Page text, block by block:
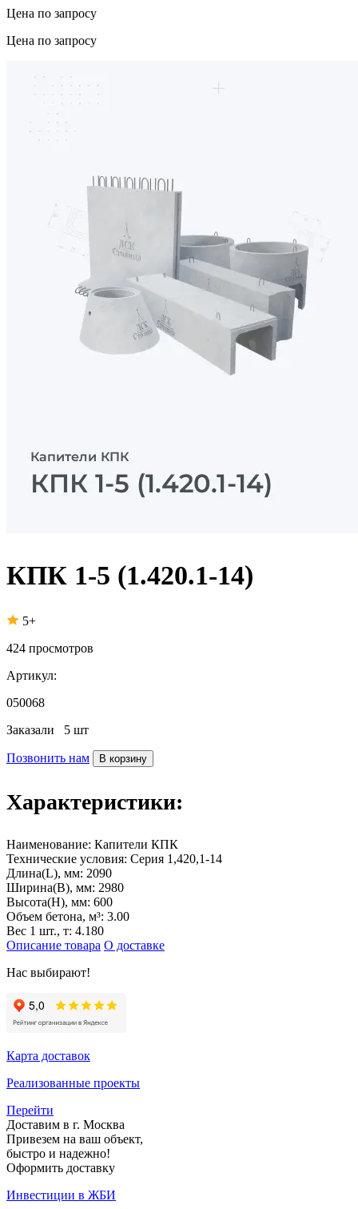
Цена по запросу
Цена по запросу
КПК 1-5 (1.420.1-14)
5+
424 просмотров
Артикул:
050068
Заказали 5 шт
Позвонить нам В корзину
Характеристики:
Наименование: Капители КПК
Технические условия: Серия 1,420,1-14
Длина(L), мм: 2090
Ширина(B), мм: 2980
Высота(H), мм: 600
Объем бетона, м³: 3.00
Вес 1 шт., т: 4.180
Описание товара О доставке
Нас выбирают!
Карта доставок
Реализованные проекты
Перейти
Доставим в г. Москва
Привезем на ваш объект,
быстро и надежно!
Оформить доставку
Инвестиции в ЖБИ